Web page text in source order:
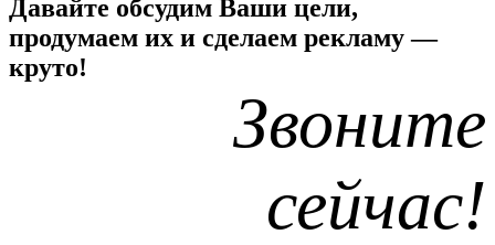
Давайте обсудим Ваши цели,
продумаем их и сделаем рекламу —
круто!
Звоните
сейчас!